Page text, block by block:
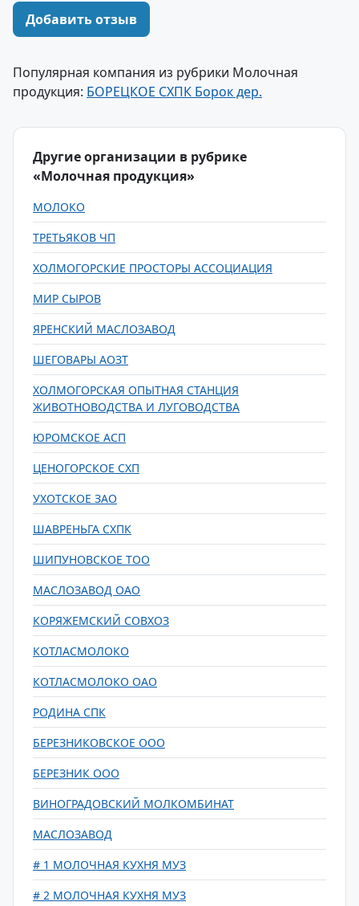
Добавить отзыв
Популярная компания из рубрики Молочная
продукция: БОРЕЦКОЕ СХПК Борок дер.
Другие организации в рубрике
«Молочная продукция»
МОЛОКО
ТРЕТЬЯКОВ ЧП
ХОЛМОГОРСКИЕ ПРОСТОРЫ АССОЦИАЦИЯ
МИР СЫРОВ
ЯРЕНСКИЙ МАСЛОЗАВОД
ШЕГОВАРЫ АОЗТ
ХОЛМОГОРСКАЯ ОПЫТНАЯ СТАНЦИЯ
ЖИВОТНОВОДСТВА И ЛУГОВОДСТВА
ЮРОМСКОЕ АСП
ЦЕНОГОРСКОЕ СХП
УХОТСКОЕ ЗАО
ШАВРЕНЬГА СХПК
ШИПУНОВСКОЕ ТОО
МАСЛОЗАВОД ОАО
КОРЯЖЕМСКИЙ СОВХОЗ
КОТЛАСМОЛОКО
КОТЛАСМОЛОКО ОАО
РОДИНА СПК
БЕРЕЗНИКОВСКОЕ ООО
БЕРЕЗНИК ООО
ВИНОГРАДОВСКИЙ МОЛКОМБИНАТ
МАСЛОЗАВОД
# 1 МОЛОЧНАЯ КУХНЯ МУЗ
# 2 МОЛОЧНАЯ КУХНЯ МУЗ